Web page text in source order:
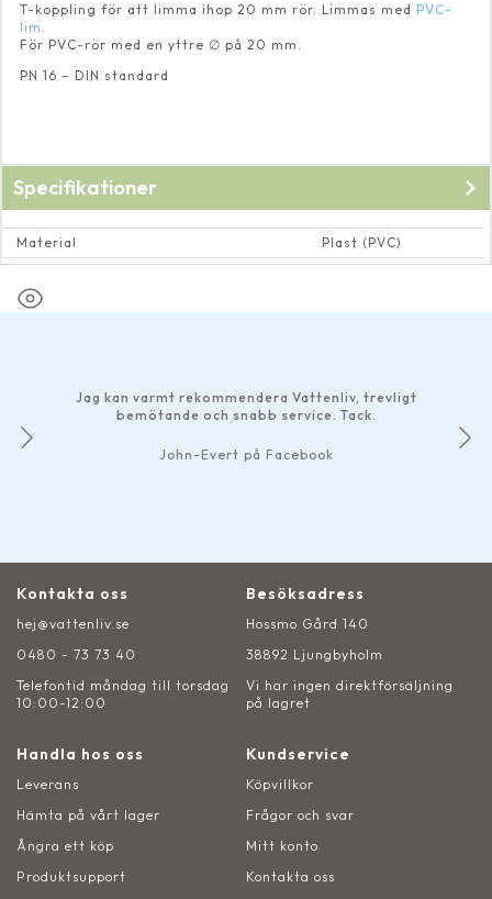
T-koppling för att limma ihop 20 mm rör. Limmas med PVC-
lim .
För PVC-rör med en yttre ∅ på 20 mm.
PN 16 – DIN standard
Specifikationer
Material
Plast (PVC)
Jag kan varmt rekommendera Vattenliv, trevligt
bemötande och snabb service. Tack.
John-Evert på Facebook
Kontakta oss
hej@vattenliv.se
0480 - 73 73 40
Telefontid måndag till torsdag
10:00-12:00
Besöksadress
Hossmo Gård 140
38892 Ljungbyholm
Vi har ingen direktförsäljning
på lagret
Handla hos oss
Leverans
Hämta på vårt lager
Ångra ett köp
Produktsupport
Kundservice
Köpvillkor
Frågor och svar
Mitt konto
Kontakta oss